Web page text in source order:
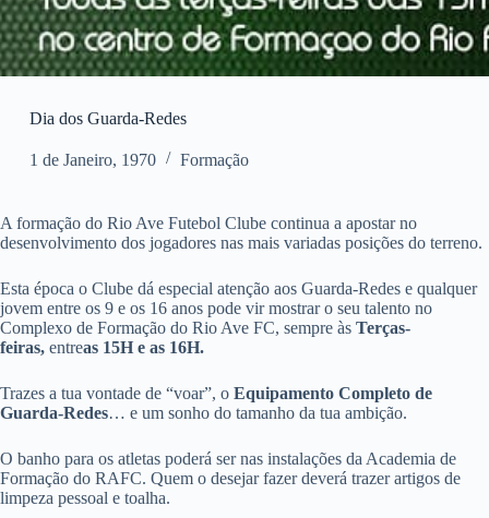
Dia dos Guarda-Redes
1 de Janeiro, 1970 Formação
A formação do Rio Ave Futebol Clube continua a apostar no
desenvolvimento dos jogadores nas mais variadas posições do terreno.
Esta época o Clube dá especial atenção aos Guarda-Redes e qualquer
jovem entre os 9 e os 16 anos pode vir mostrar o seu talento no
Complexo de Formação do Rio Ave FC, sempre às Terças-
feiras, entreas 15H e as 16H.
Trazes a tua vontade de “voar”, o Equipamento Completo de
Guarda-Redes… e um sonho do tamanho da tua ambição.
O banho para os atletas poderá ser nas instalações da Academia de
Formação do RAFC. Quem o desejar fazer deverá trazer artigos de
limpeza pessoal e toalha.